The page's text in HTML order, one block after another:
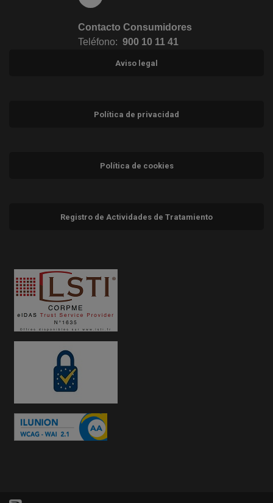
Contacto Consumidores
Teléfono: 900 10 11 41
Aviso legal
Política de privacidad
Política de cookies
Registro de Actividades de Tratamiento